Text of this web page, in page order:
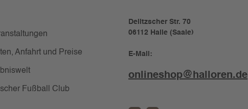
Anfahrt und Preise
Fußball Club
Delitzscher Str. 70
06112 Halle (Saale)
E-Mail:
onlineshop@halloren.de